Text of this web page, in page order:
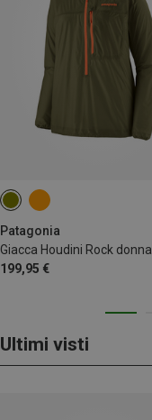
Patagonia
Giacca Houdini Rock donna
199,95 €
XS S
Ultimi visti